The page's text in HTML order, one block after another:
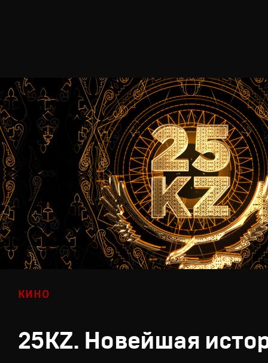
КИНО
25KZ. Новейшая